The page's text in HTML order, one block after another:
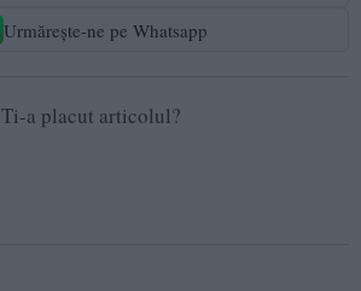
Urmărește-ne pe Whatsapp
Ti-a placut articolul?